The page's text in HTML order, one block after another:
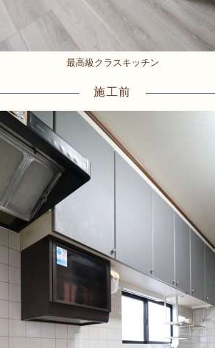
最高級クラスキッチン
施工前